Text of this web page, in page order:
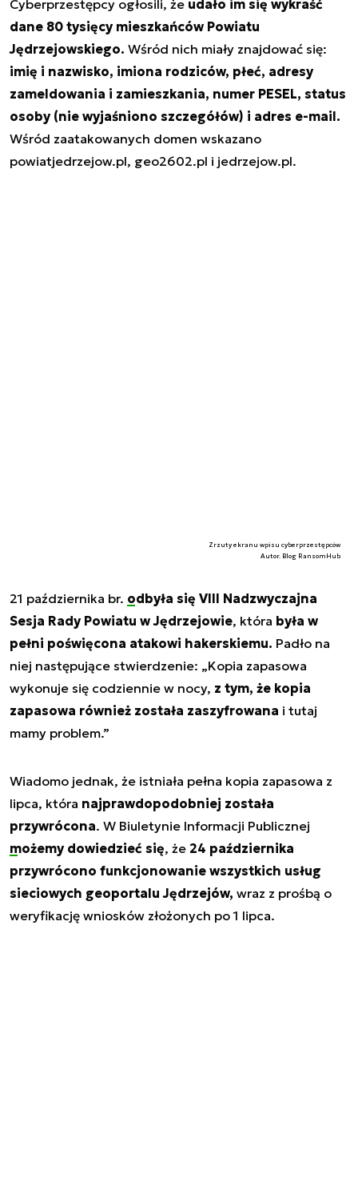
Cyberprzestępcy ogłosili, że udało im się wykraść
dane 80 tysięcy mieszkańców Powiatu
Jędrzejowskiego. Wśród nich miały znajdować się:
imię i nazwisko, imiona rodziców, płeć, adresy
zameldowania i zamieszkania, numer PESEL, status
osoby (nie wyjaśniono szczegółów) i adres e-mail.
Wśród zaatakowanych domen wskazano
powiatjedrzejow.pl, geo2602.pl i jedrzejow.pl.
Zrzuty ekranu wpisu cyberprzestępców
Autor. Blog RansomHub
21 października br. odbyła się VIII Nadzwyczajna
Sesja Rady Powiatu w Jędrzejowie, która była w
pełni poświęcona atakowi hakerskiemu. Padło na
niej następujące stwierdzenie: „Kopia zapasowa
wykonuje się codziennie w nocy, z tym, że kopia
zapasowa również została zaszyfrowana i tutaj
mamy problem.”
Wiadomo jednak, że istniała pełna kopia zapasowa z
lipca, która najprawdopodobniej została
przywrócona. W Biuletynie Informacji Publicznej
możemy dowiedzieć się, że 24 października
przywrócono funkcjonowanie wszystkich usług
sieciowych geoportalu Jędrzejów, wraz z prośbą o
weryfikację wniosków złożonych po 1 lipca.